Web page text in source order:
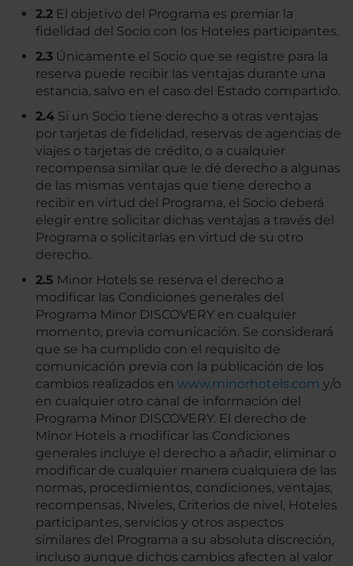
2.2 El objetivo del Programa es premiar la
fidelidad del Socio con los Hoteles participantes.
2.3 Únicamente el Socio que se registre para la
reserva puede recibir las ventajas durante una
estancia, salvo en el caso del Estado compartido.
2.4 Si un Socio tiene derecho a otras ventajas
por tarjetas de fidelidad, reservas de agencias de
viajes o tarjetas de crédito, o a cualquier
recompensa similar que le dé derecho a algunas
de las mismas ventajas que tiene derecho a
recibir en virtud del Programa, el Socio deberá
elegir entre solicitar dichas ventajas a través del
Programa o solicitarlas en virtud de su otro
derecho.
2.5 Minor Hotels se reserva el derecho a
modificar las Condiciones generales del
Programa Minor DISCOVERY en cualquier
momento, previa comunicación. Se considerará
que se ha cumplido con el requisito de
comunicación previa con la publicación de los
cambios realizados en www.minorhotels.com y/o
en cualquier otro canal de información del
Programa Minor DISCOVERY. El derecho de
Minor Hotels a modificar las Condiciones
generales incluye el derecho a añadir, eliminar o
modificar de cualquier manera cualquiera de las
normas, procedimientos, condiciones, ventajas,
recompensas, Niveles, Criterios de nivel, Hoteles
participantes, servicios y otros aspectos
similares del Programa a su absoluta discreción,
incluso aunque dichos cambios afecten al valor